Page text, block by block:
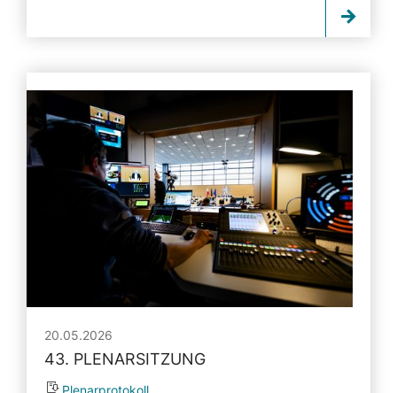
20.05.2026
43. PLENARSITZUNG
Plenarprotokoll